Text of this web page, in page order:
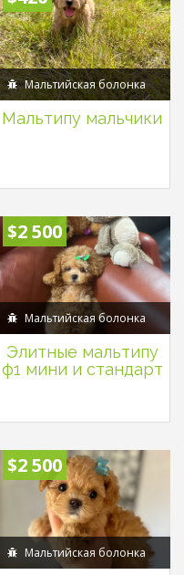
Мальтийская болонка
Мальтипу мальчики
$2 500
Мальтийская болонка
Элитные мальтипу
ф1 мини и стандарт
$2 500
Мальтийская болонка